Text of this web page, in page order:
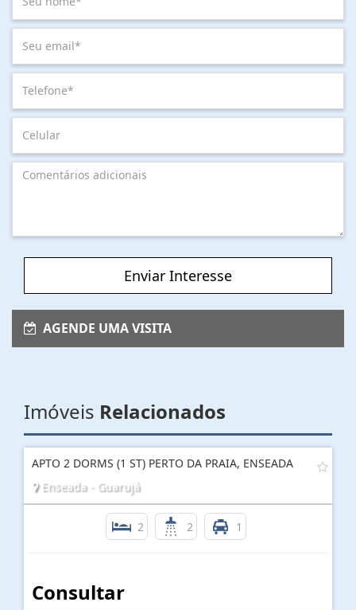
Enviar Interesse
AGENDE UMA VISITA
Imóveis Relacionados
APTO 2 DORMS (1 ST) PERTO DA PRAIA, ENSEADA
Enseada - Guarujá
2 2 1
Consultar